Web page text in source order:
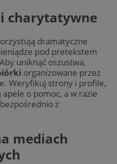
charytatywne
dramatyczne
pod pretekstem
uniknąć oszustwa,
organizowane przez
Weryfikuj strony i profile,
o pomoc, a w razie
z
mediach